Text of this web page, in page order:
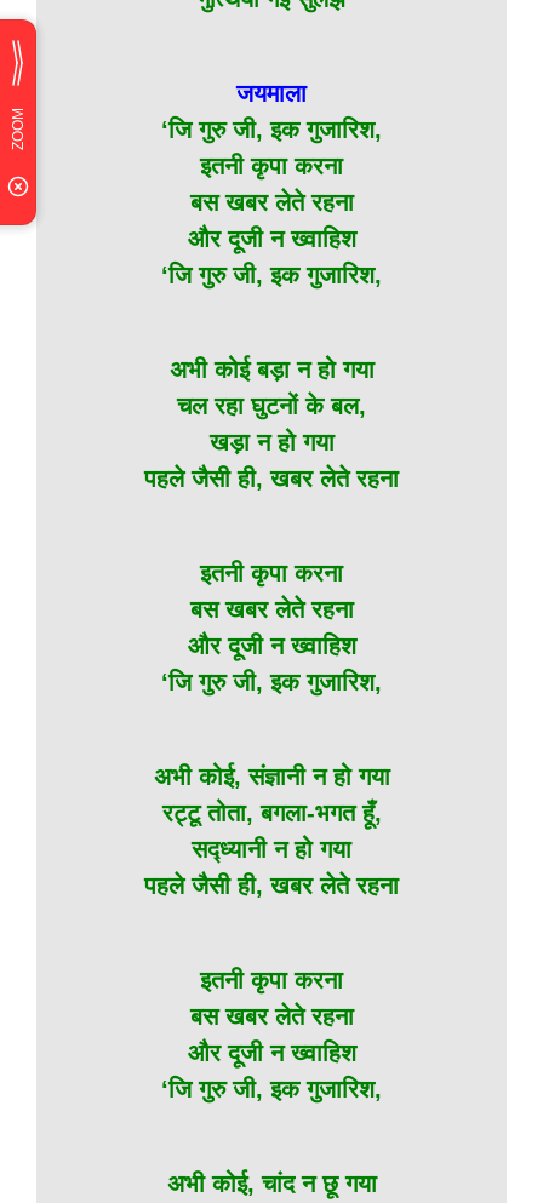
जयमाला
‘जि गुरु जी, इक गुजारिश,
इतनी कृपा करना
बस खबर लेते रहना
और दूजी न ख्वाहिश
‘जि गुरु जी, इक गुजारिश,
अभी कोई बड़ा न हो गया
चल रहा घुटनों के बल,
खड़ा न हो गया
पहले जैसी ही, खबर लेते रहना
इतनी कृपा करना
बस खबर लेते रहना
और दूजी न ख्वाहिश
‘जि गुरु जी, इक गुजारिश,
अभी कोई, संज्ञानी न हो गया
रट्टू तोता, बगला-भगत हूँ,
सद्ध्यानी न हो गया
पहले जैसी ही, खबर लेते रहना
इतनी कृपा करना
बस खबर लेते रहना
और दूजी न ख्वाहिश
‘जि गुरु जी, इक गुजारिश,
अभी कोई, चांद न छू गया